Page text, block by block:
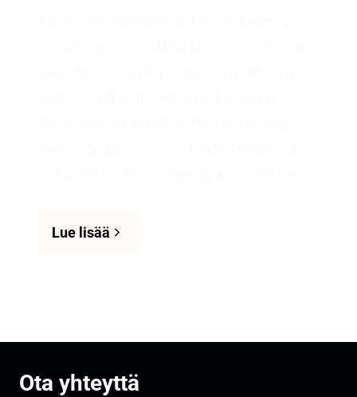
Lue lisää
Ota yhteyttä